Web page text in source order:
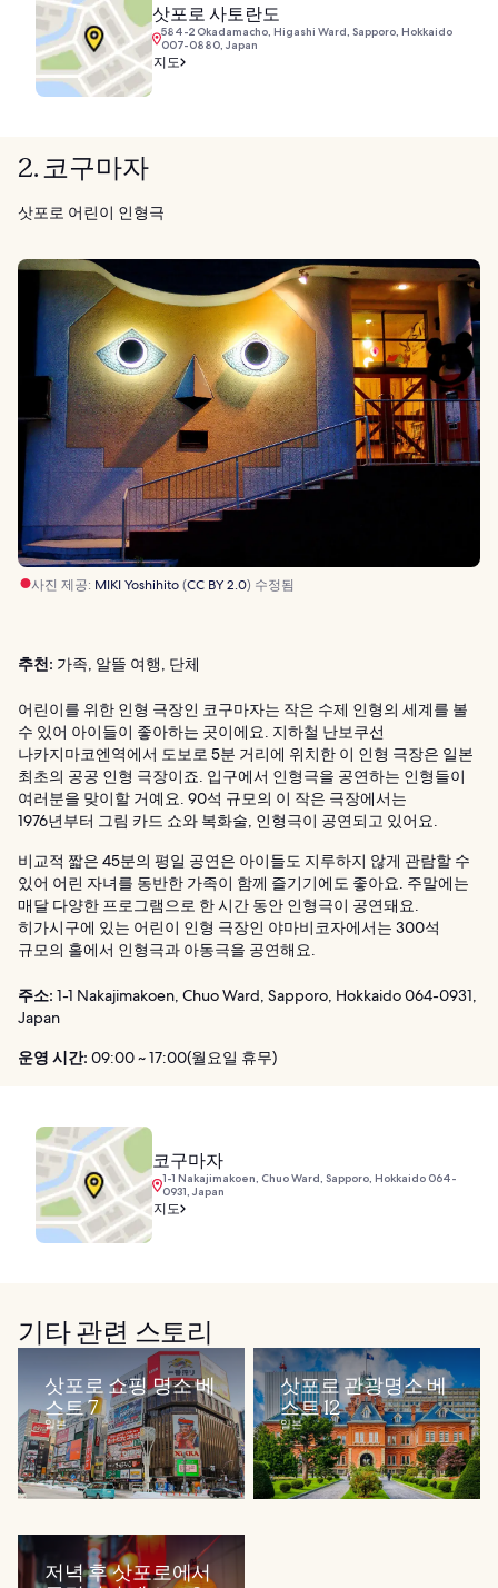
삿포로 사토란도
584-2 Okadamacho, Higashi Ward, Sapporo, Hokkaido
007-0880, Japan
지도
2. 코구마자
삿포로 어린이 인형극
사진 제공: MIKI Yoshihito(CC BY 2.0) 수정됨
추천: 가족, 알뜰 여행, 단체
어린이를 위한 인형 극장인 코구마자는 작은 수제 인형의 세계를 볼
수 있어 아이들이 좋아하는 곳이에요. 지하철 난보쿠선
나카지마코엔역에서 도보로 5분 거리에 위치한 이 인형 극장은 일본
최초의 공공 인형 극장이죠. 입구에서 인형극을 공연하는 인형들이
여러분을 맞이할 거예요. 90석 규모의 이 작은 극장에서는
1976년부터 그림 카드 쇼와 복화술, 인형극이 공연되고 있어요.
비교적 짧은 45분의 평일 공연은 아이들도 지루하지 않게 관람할 수
있어 어린 자녀를 동반한 가족이 함께 즐기기에도 좋아요. 주말에는
매달 다양한 프로그램으로 한 시간 동안 인형극이 공연돼요.
히가시구에 있는 어린이 인형 극장인 야마비코자에서는 300석
규모의 홀에서 인형극과 아동극을 공연해요.
주소: 1-1 Nakajimakoen, Chuo Ward, Sapporo, Hokkaido 064-0931,
Japan
운영 시간: 09:00 ~ 17:00(월요일 휴무)
코구마자
1-1 Nakajimakoen, Chuo Ward, Sapporo, Hokkaido 064-
0931, Japan
지도
기타 관련 스토리
삿포로 쇼핑 명소 베
스트 7
일본
삿포로 관광명소 베
스트 12
일본
저녁 후 삿포로에서